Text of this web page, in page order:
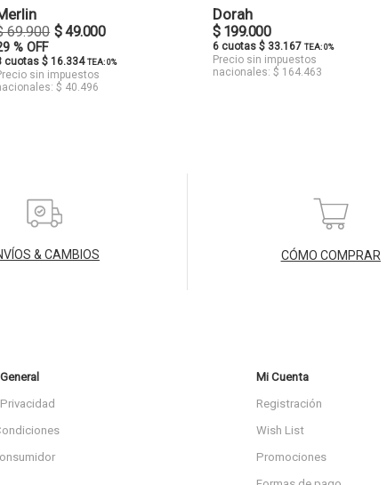
69.900 $ 49.000
% OFF
cuotas $ 16.334TEA: 0%
sin impuestos
$ 40.496
Dorah
$ 199.000
6 cuotas $ 33.167 TEA: 0%
Precio sin impuestos
nacionales: $ 164.463
& CAMBIOS CÓMO COMPRAR
Mi Cuenta
Registración
Wish List
Promociones